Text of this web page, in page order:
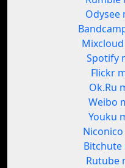
Odysee
Spotify
Flickr
Ok.Ru
Weibo
Youku
Niconico
Bitchute
Rutube